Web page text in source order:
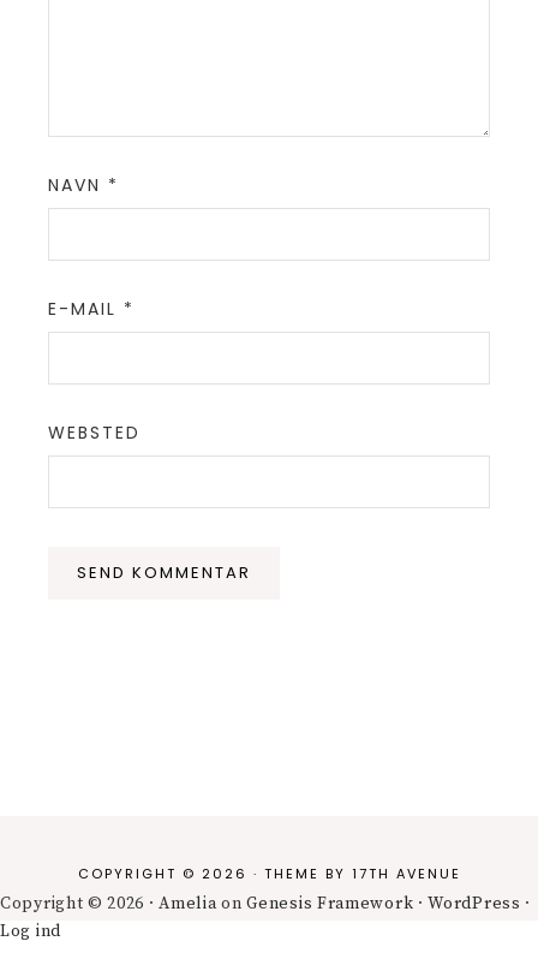
NAVN *
E-MAIL *
WEBSTED
COPYRIGHT © 2026 · THEME BY 17TH AVENUE
Copyright © 2026 ·AmeliaonGenesis Framework ·WordPress ·
Log ind